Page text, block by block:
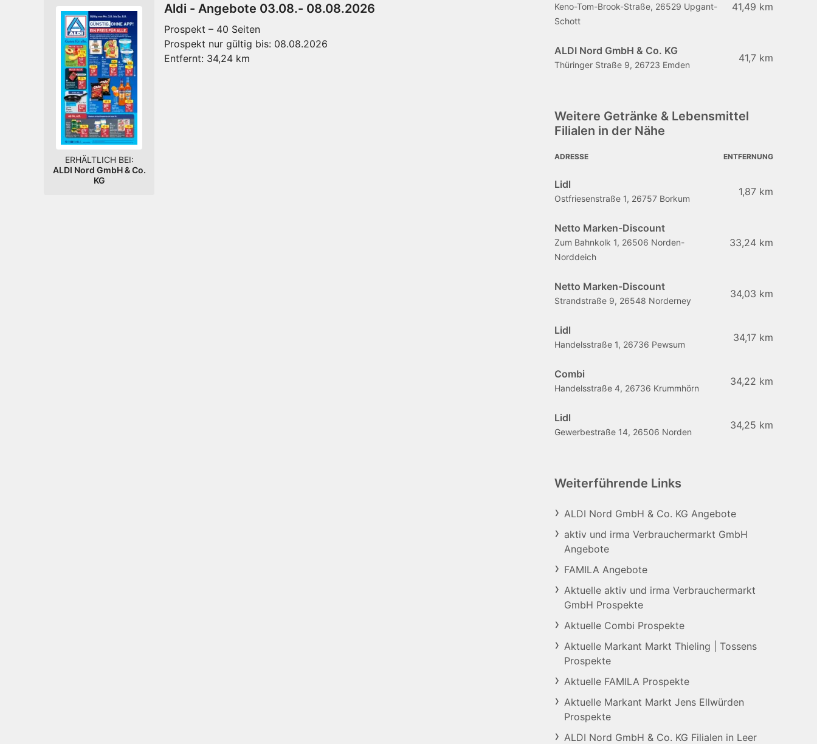
Aldi - Angebote 03.08.- 08.08.2026
Prospekt – 40 Seiten
Prospekt nur gültig bis: 08.08.2026
Entfernt: 34,24 km
ERHÄLTLICH BEI:
ALDI Nord GmbH & Co.
KG
Keno-Tom-Brook-Straße, 26529 Upgant-
Schott
41,49 km
ALDI Nord GmbH & Co. KG
Thüringer Straße 9, 26723 Emden
41,7 km
Weitere Getränke & Lebensmittel
Filialen in der Nähe
ADRESSE ENTFERNUNG
Lidl
Ostfriesenstraße 1, 26757 Borkum
1,87 km
Netto Marken-Discount
Zum Bahnkolk 1, 26506 Norden-
Norddeich
33,24 km
Netto Marken-Discount
Strandstraße 9, 26548 Norderney
34,03 km
Lidl
Handelsstraße 1, 26736 Pewsum
34,17 km
Combi
Handelsstraße 4, 26736 Krummhörn
34,22 km
Lidl
Gewerbestraße 14, 26506 Norden
34,25 km
Weiterführende Links
ALDI Nord GmbH & Co. KG Angebote
aktiv und irma Verbrauchermarkt GmbH
Angebote
FAMILA Angebote
Aktuelle aktiv und irma Verbrauchermarkt
GmbH Prospekte
Aktuelle Combi Prospekte
Aktuelle Markant Markt Thieling | Tossens
Prospekte
Aktuelle FAMILA Prospekte
Aktuelle Markant Markt Jens Ellwürden
Prospekte
ALDI Nord GmbH & Co. KG Filialen in Leer